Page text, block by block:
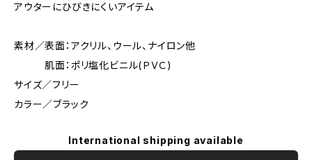
アウターにひびきにくいアイテム
素材／表面：アクリル、ウール、ナイロン他
肌面：ポリ塩化ビニル(ＰＶＣ)
サイズ／フリー
カラー／ブラック
International shipping available